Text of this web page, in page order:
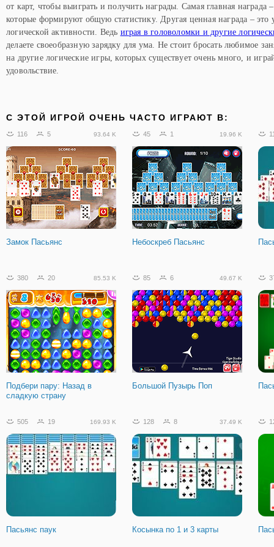
от карт, чтобы выиграть и получить награды. Самая главная награда
которые формируют общую статистику. Другая ценная награда – это
логической активности. Ведь играя в головоломки и другие
делаете своеобразную зарядку для ума. Не стоит бросать любимое
на другие логические игры, которых существует очень много, и
удовольствие.
C ЭТОЙ ИГРОЙ ОЧЕНЬ ЧАСТО ИГРАЮТ В:
116 5 93.64 K
Замок Пасьянс
45 1 19.96 K
Небоскреб Пасьянс
380 20 85.53 K
Подбери пару: Назад в
сладкую страну
85 6 49.67 K
Большой Пузырь Поп
505 19 169.93 K
Пасьянс паук
128 8 37.49 K
Косынка по 1 и 3 карты